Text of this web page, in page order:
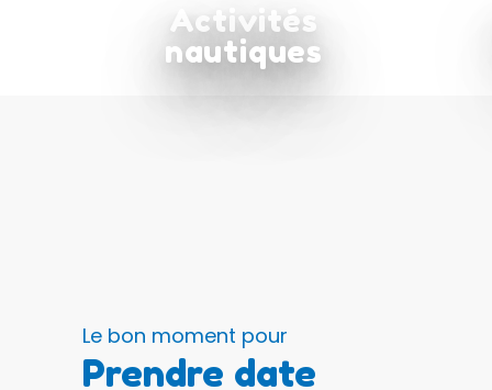
Activités
nautiques
Le bon moment pour
Prendre date